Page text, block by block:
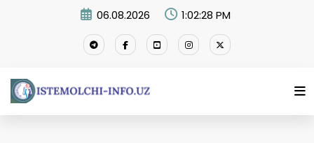
06.08.2026 1:02:29 PM